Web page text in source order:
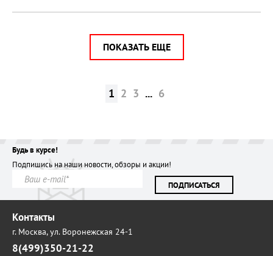
ПОКАЗАТЬ ЕЩЕ
1 2 3 ... 6
Будь в курсе!
Подпишись на наши новости, обзоры и акции!
ПОДПИСАТЬСЯ
Контакты
г. Москва,ул. Воронежская 24-1
8(499)350-21-22